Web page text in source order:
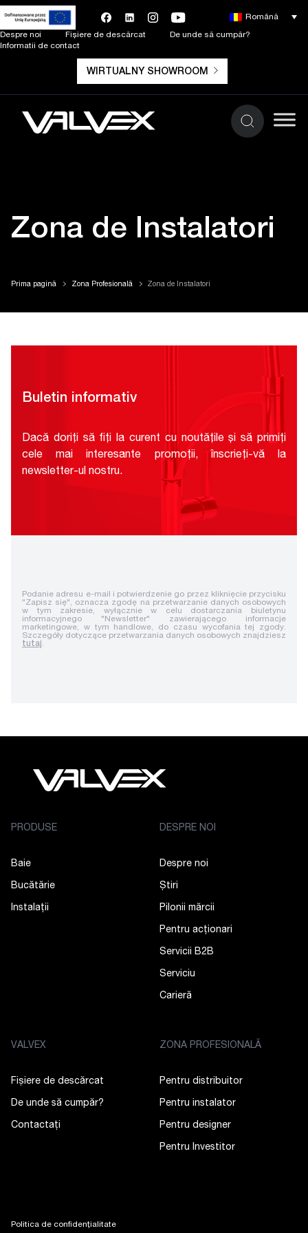
Despre noi Fișiere de descărcat
De unde să cumpăr?
Informatii de contact
WIRTUALNY SHOWROOM
Română
Zona de Instalatori
Prima pagină Zona Profesională Zona de Instalatori
Buletin informativ
Dacă doriți să fiți la curent cu noutățile și să primiți
cele mai interesante promoții, înscrieți-vă la
newsletter-ul nostru.
Podanie adresu e-mail i potwierdzenie go przez kliknięcie przycisku
"Zapisz się", oznacza zgodę na przetwarzanie danych osobowych
w tym zakresie, wyłącznie w celu dostarczania biuletynu
informacyjnego "Newsletter" zawierającego informacje
marketingowe, w tym handlowe, do czasu wycofania tej zgody.
Szczegóły dotyczące przetwarzania danych osobowych znajdziesz
tutaj.
PRODUSE
Baie
Bucătărie
Instalații
DESPRE NOI
Despre noi
Știri
Pilonii mărcii
Pentru acționari
Servicii B2B
Serviciu
Carieră
VALVEX
Fișiere de descărcat
De unde să cumpăr?
Contactaţi
ZONA PROFESIONALĂ
Pentru distribuitor
Pentru instalator
Pentru designer
Pentru Investitor
Politica de confidențialitate